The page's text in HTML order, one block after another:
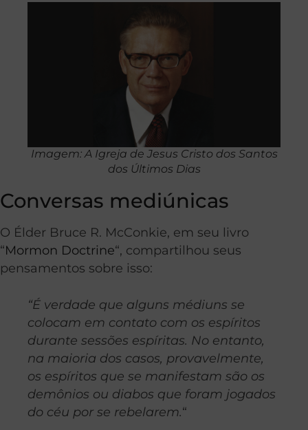
Imagem: A Igreja de Jesus Cristo dos Santos
dos Últimos Dias
Conversas mediúnicas
O Élder Bruce R. McConkie, em seu livro
“Mormon Doctrine“, compartilhou seus
pensamentos sobre isso:
“É verdade que alguns médiuns se
colocam em contato com os espíritos
durante sessões espíritas. No entanto,
na maioria dos casos, provavelmente,
os espíritos que se manifestam são os
demônios ou diabos que foram jogados
do céu por se rebelarem.“